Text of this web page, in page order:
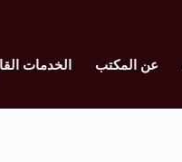
عن المكتب الخدمات